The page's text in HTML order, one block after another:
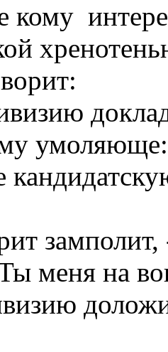
кому
умоляюще:
меня на